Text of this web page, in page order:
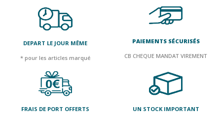
DEPART LE JOUR MÊME
* pour les articles marqué
PAIEMENTS SÉCURISÉS
CB CHEQUE MANDAT VIREMENT
FRAIS DE PORT OFFERTS
UN STOCK IMPORTANT